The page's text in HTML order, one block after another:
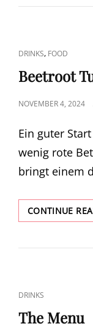
CAT
LINKS
DRINKS, FOOD
Beetroot
POSTED
NOVEMBER 4, 2024
Ein guter
wenig rote
bringt einem
CONTINUE
CAT
LINKS
DRINKS
The Menu